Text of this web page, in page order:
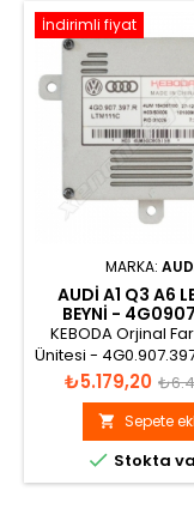
İndirimli fiyat
MARKA:
AUDI A1 Q3 A6
BEYNI -
KEBODA Orjinal
Ünitesi -
4UM 154367/00
PID:02112
Fiyat
₺5.179,20
fiyat
 Sepete
 Stokta